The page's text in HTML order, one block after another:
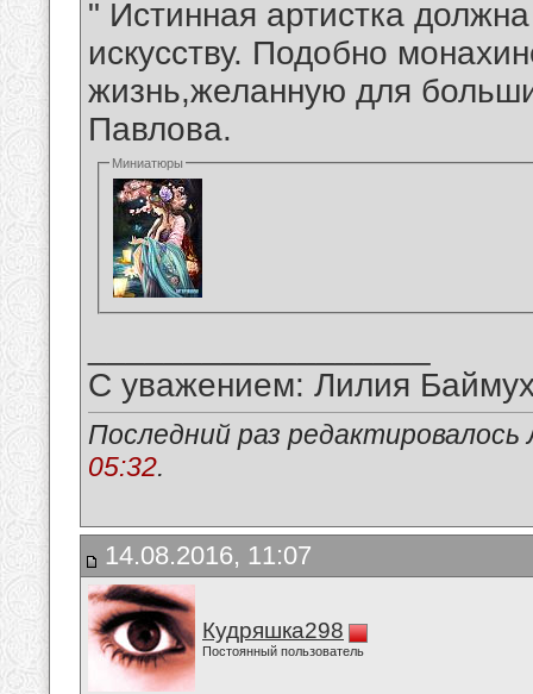
" Истинная артистка
искусству. Подобно
жизнь,желанную для
Павлова.
Миниатюры
С уважением: Лилия
Последний раз
05:32.
14.08.2016, 11:07
Кудряшка298
Постоянный пользователь